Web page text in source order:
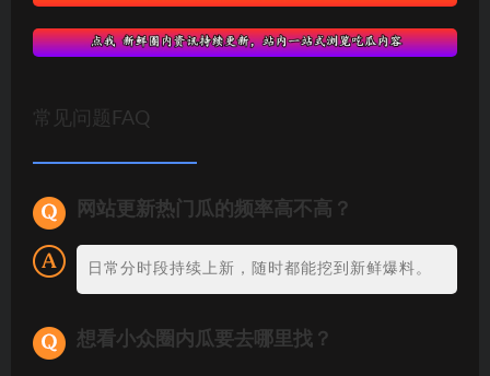
常见问题FAQ
网站更新热门瓜的频率高不高？
日常分时段持续上新，随时都能挖到新鲜爆料。
想看小众圈内瓜要去哪里找？